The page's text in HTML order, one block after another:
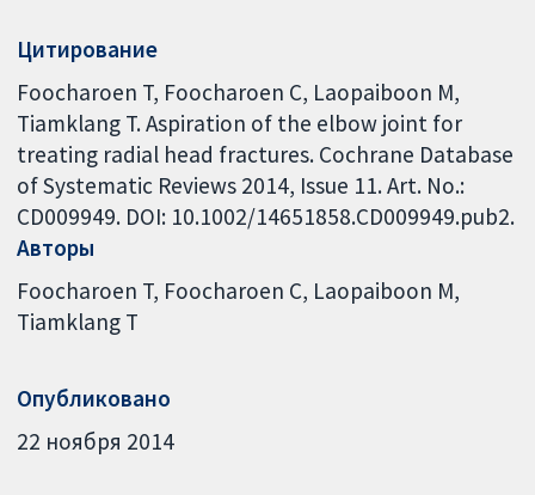
Цитирование
Foocharoen T, Foocharoen C, Laopaiboon M,
Tiamklang T. Aspiration of the elbow joint for
treating radial head fractures. Cochrane Database
of Systematic Reviews 2014, Issue 11. Art. No.:
CD009949. DOI: 10.1002/14651858.CD009949.pub2.
Авторы
Foocharoen T Foocharoen C Laopaiboon M
Tiamklang T
Опубликовано
22 ноября 2014